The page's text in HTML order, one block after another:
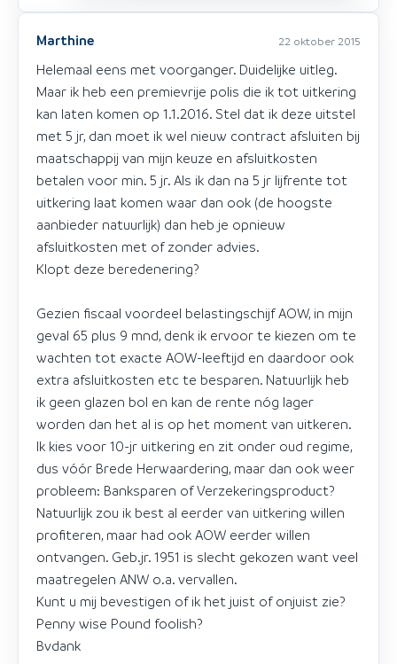
Marthine 22 oktober 2015
Helemaal eens met voorganger. Duidelijke uitleg.
Maar ik heb een premievrije polis die ik tot uitkering
kan laten komen op 1.1.2016. Stel dat ik deze uitstel
met 5 jr, dan moet ik wel nieuw contract afsluiten bij
maatschappij van mijn keuze en afsluitkosten
betalen voor min. 5 jr. Als ik dan na 5 jr lijfrente tot
uitkering laat komen waar dan ook (de hoogste
aanbieder natuurlijk) dan heb je opnieuw
afsluitkosten met of zonder advies.
Klopt deze beredenering?
Gezien fiscaal voordeel belastingschijf AOW, in mijn
geval 65 plus 9 mnd, denk ik ervoor te kiezen om te
wachten tot exacte AOW-leeftijd en daardoor ook
extra afsluitkosten etc te besparen. Natuurlijk heb
ik geen glazen bol en kan de rente nóg lager
worden dan het al is op het moment van uitkeren.
Ik kies voor 10-jr uitkering en zit onder oud regime,
dus vóór Brede Herwaardering, maar dan ook weer
probleem: Banksparen of Verzekeringsproduct?
Natuurlijk zou ik best al eerder van uitkering willen
profiteren, maar had ook AOW eerder willen
ontvangen. Geb.jr. 1951 is slecht gekozen want veel
maatregelen ANW o.a. vervallen.
Kunt u mij bevestigen of ik het juist of onjuist zie?
Penny wise Pound foolish?
Bvdank